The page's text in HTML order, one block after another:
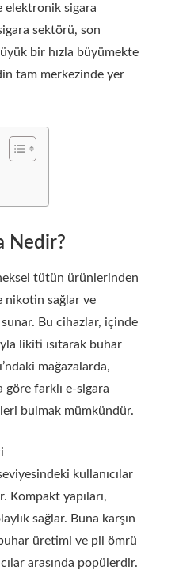
elektronik sigara
sektörü, son
bir hızla büyümekte
tam merkezinde yer
Nedir?
tütün ürünlerinden
nikotin sağlar ve
Bu cihazlar, içinde
likiti ısıtarak buhar
mağazalarda,
göre farklı e-sigara
bulmak mümkündür.
kullanıcılar
Kompakt yapıları,
sağlar. Buna karşın
üretimi ve pil ömrü
arasında popülerdir.